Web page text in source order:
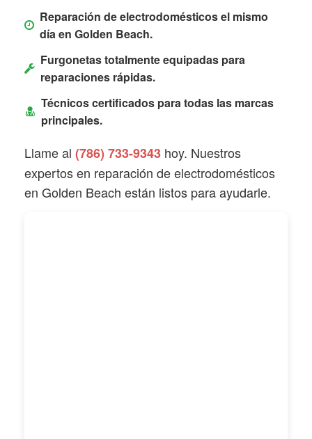
Reparación de electrodomésticos el mismo
día en Golden Beach.
Furgonetas totalmente equipadas para
reparaciones rápidas.
Técnicos certificados para todas las marcas
principales.
Llame al (786) 733-9343 hoy. Nuestros
expertos en reparación de electrodomésticos
en Golden Beach están listos para ayudarle.